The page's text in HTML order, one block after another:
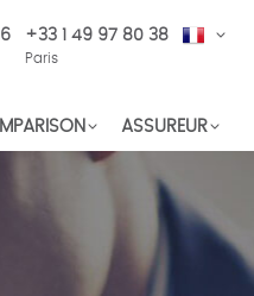
FR
+33 1 49 97 80 38
Paris
ASSUREUR